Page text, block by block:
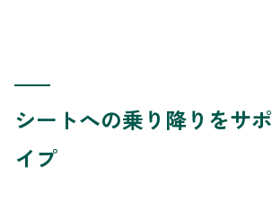
シートへの乗り降りをサ
イプ